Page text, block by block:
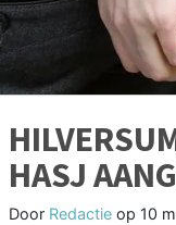
HASJ
Door Redactie op 10